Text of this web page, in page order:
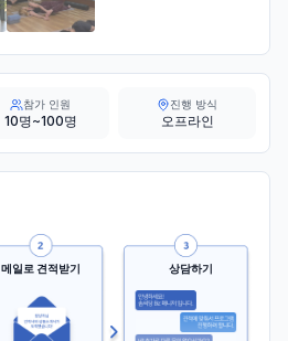
참가 인원
10명~100명
진행 방식
오프라인
메일로 견적받기 상담하기